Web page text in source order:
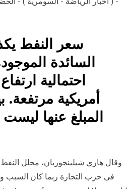
سعر النفط
السائدة
احتمالية
أمريكية مرتفعة.
المبلغ عنها ليست
وقال هاري شيلينجوريان، محلل
في حرب التجارة ربما كان السبب